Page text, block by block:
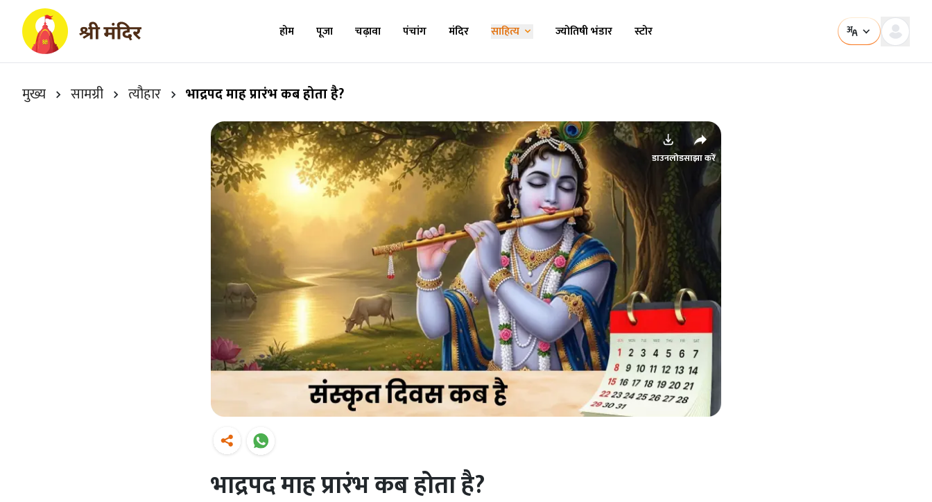
होम पूजा चढ़ावा पंचांग मंदिर साहित्य ज्योतिषी भंडार स्टोर
मुख्य सामग्री त्यौहार भाद्रपद माह प्रारंभ कब होता है?
डाउनलोडसाझा करें
भाद्रपद माह प्रारंभ कब होता है?